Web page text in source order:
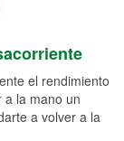
el rendimiento
la mano un
a volver a la